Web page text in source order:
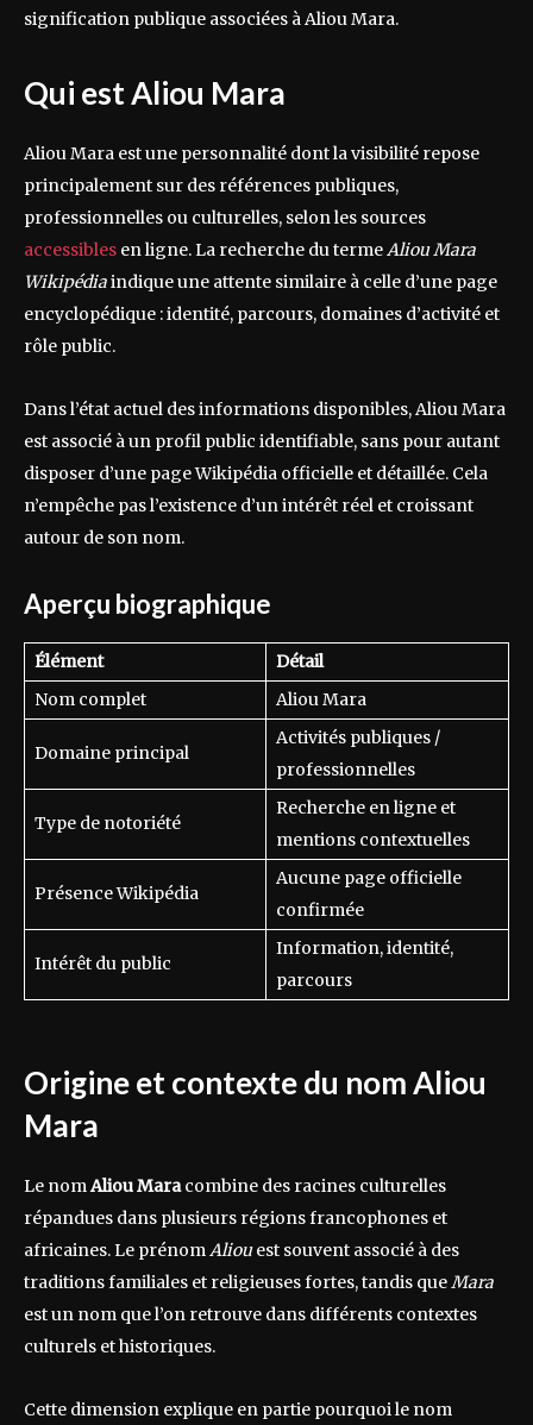
signification publique associées à Aliou Mara.
Qui est Aliou Mara
Aliou Mara est une personnalité dont la visibilité repose
principalement sur des références publiques,
professionnelles ou culturelles, selon les sources
accessibles en ligne. La recherche du termeAliou Mara
Wikipédiaindique une attente similaire à celle d’une page
encyclopédique : identité, parcours, domaines d’activité et
rôle public.
Dans l’état actuel des informations disponibles, Aliou Mara
est associé à un profil public identifiable, sans pour autant
disposer d’une page Wikipédia officielle et détaillée. Cela
n’empêche pas l’existence d’un intérêt réel et croissant
autour de son nom.
Aperçu biographique
Élément
Détail
Nom complet
Aliou Mara
Domaine principal
Activités publiques /
professionnelles
Type de notoriété
Recherche en ligne et
mentions contextuelles
Présence Wikipédia
Aucune page officielle
confirmée
Intérêt du public
Information, identité,
parcours
Origine et contexte du nom Aliou
Mara
Le nomAliou Maracombine des racines culturelles
répandues dans plusieurs régions francophones et
africaines. Le prénomAliouest souvent associé à des
traditions familiales et religieuses fortes, tandis queMara
est un nom que l’on retrouve dans différents contextes
culturels et historiques.
Cette dimension explique en partie pourquoi le nom